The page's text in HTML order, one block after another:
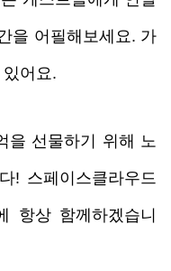
을 어필해보세요. 가
어요.
을 선물하기 위해 노
! 스페이스클라우드
항상 함께하겠습니